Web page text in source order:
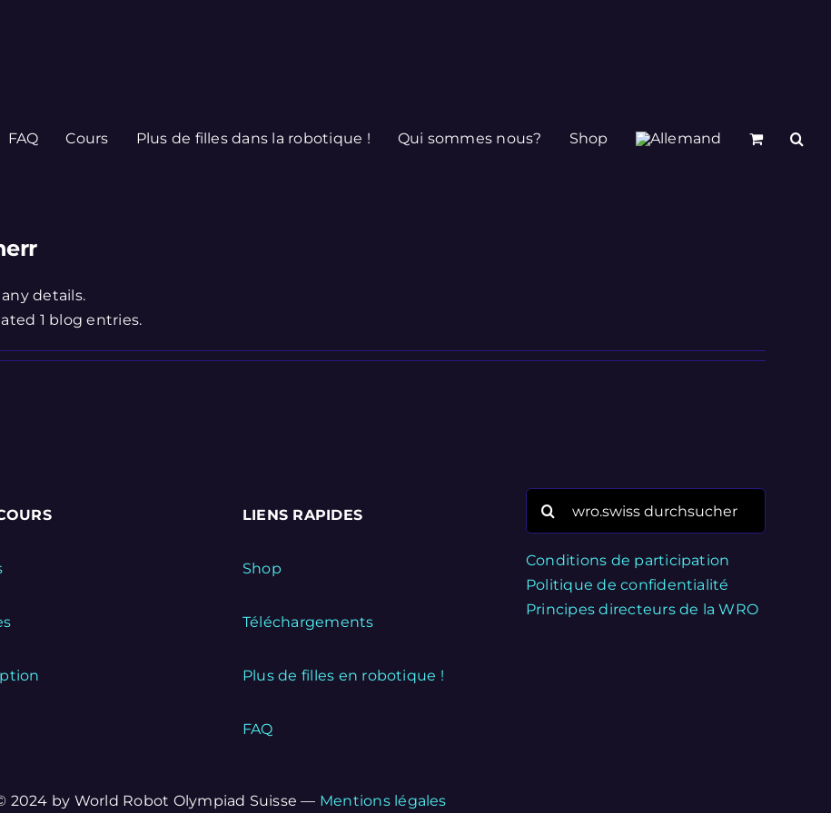
FAQ Cours Plus de filles dans la robotique ! Qui sommes nous? Shop
details.
1 blog entries.
LIENS RAPIDES
Shop
Téléchargements
Plus de filles en robotique !
FAQ
Conditions de participation
Politique de confidentialité
Principes directeurs de la WRO
2024 by World Robot Olympiad Suisse — Mentions légales